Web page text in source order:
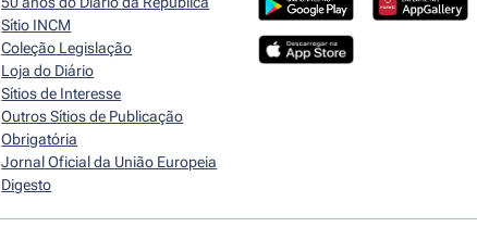
Sítio INCM
Coleção Legislação
Loja do Diário
Sítios de Interesse
Outros Sítios de Publicação
Obrigatória
Jornal Oficial da União Europeia
Digesto